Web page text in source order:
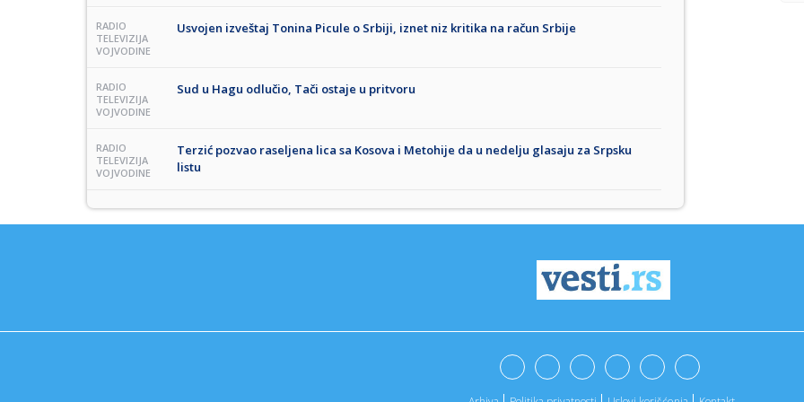
RADIO
TELEVIZIJA
VOJVODINE
Usvojen izveštaj Tonina Picule o Srbiji, iznet niz kritika na račun Srbije
RADIO
TELEVIZIJA
VOJVODINE
Sud u Hagu odlučio, Tači ostaje u pritvoru
RADIO
TELEVIZIJA
VOJVODINE
Terzić pozvao raseljena lica sa Kosova i Metohije da u nedelju glasaju za Srpsku
listu